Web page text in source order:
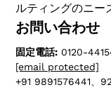
ルティングのニー
お問い合わせ
固定電話: 0120-
[email protected]
+91 9891576441、